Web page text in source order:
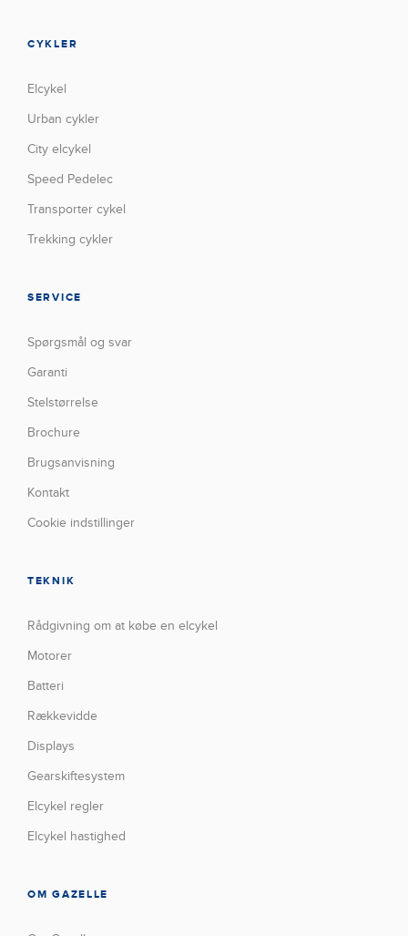
CYKLER
Elcykel
Urban cykler
City elcykel
Speed Pedelec
Transporter cykel
Trekking cykler
SERVICE
Spørgsmål og svar
Garanti
Stelstørrelse
Brochure
Brugsanvisning
Kontakt
Cookie indstillinger
TEKNIK
Rådgivning om at købe en elcykel
Motorer
Batteri
Rækkevidde
Displays
Gearskiftesystem
Elcykel regler
Elcykel hastighed
OM GAZELLE